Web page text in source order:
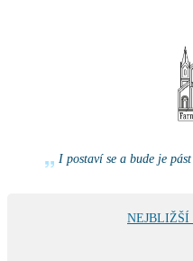
I postaví se a bude je